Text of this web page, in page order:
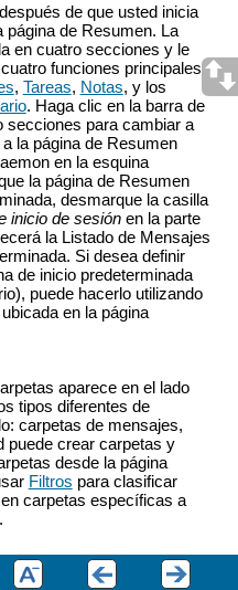
de que usted inicia
página de Resumen. La
en cuatro secciones y le
funciones principales
, Tareas, Notas, y los
. Haga clic en la barra de
secciones para cambiar a
la página de Resumen
en la esquina
la página de Resumen
desmarque la casilla
inicio de sesiónen la parte
la Listado de Mensajes
Si desea definir
de inicio predeterminada
puede hacerlo utilizando
en la página
aparece en el lado
tipos diferentes de
carpetas de mensajes,
puede crear carpetas y
desde la página
Filtros para clasificar
carpetas específicas a
después de iniciar sesión